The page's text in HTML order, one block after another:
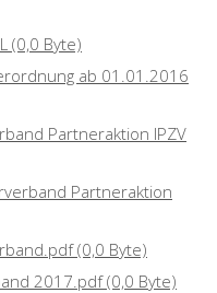
(0,0 Byte)
ab 01.01.2016
Partneraktion IPZV
Partneraktion
(0,0 Byte)
2017.pdf(0,0 Byte)